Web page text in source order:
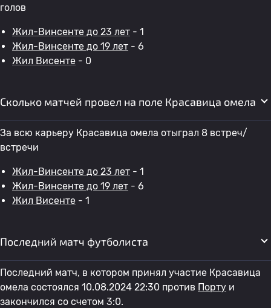
голов
Жил-Винсенте до 23 лет - 1
Жил-Винсенте до 19 лет - 6
Жил Висенте - 0
Сколько матчей провел на поле Красавица омела
За всю карьеру Красавица омела отыграл 8 встреч/
встречи
Жил-Винсенте до 23 лет - 1
Жил-Винсенте до 19 лет - 6
Жил Висенте - 1
Последний матч футболиста
Последний матч, в котором принял участие Красавица
омела состоялся 10.08.2024 22:30 против Порту и
закончился со счетом 3:0.